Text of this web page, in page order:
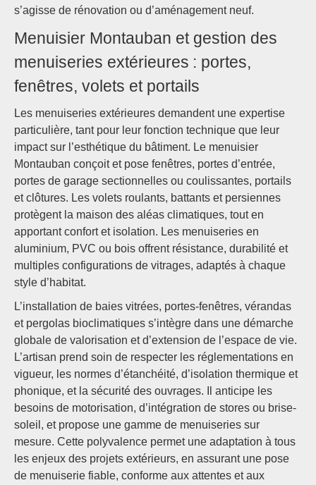
s’agisse de rénovation ou d’aménagement neuf.
Menuisier Montauban et gestion des
menuiseries extérieures : portes,
fenêtres, volets et portails
Les menuiseries extérieures demandent une expertise
particulière, tant pour leur fonction technique que leur
impact sur l’esthétique du bâtiment. Le menuisier
Montauban conçoit et pose fenêtres, portes d’entrée,
portes de garage sectionnelles ou coulissantes, portails
et clôtures. Les volets roulants, battants et persiennes
protègent la maison des aléas climatiques, tout en
apportant confort et isolation. Les menuiseries en
aluminium, PVC ou bois offrent résistance, durabilité et
multiples configurations de vitrages, adaptés à chaque
style d’habitat.
L’installation de baies vitrées, portes-fenêtres, vérandas
et pergolas bioclimatiques s’intègre dans une démarche
globale de valorisation et d’extension de l’espace de vie.
L’artisan prend soin de respecter les réglementations en
vigueur, les normes d’étanchéité, d’isolation thermique et
phonique, et la sécurité des ouvrages. Il anticipe les
besoins de motorisation, d’intégration de stores ou brise-
soleil, et propose une gamme de menuiseries sur
mesure. Cette polyvalence permet une adaptation à tous
les enjeux des projets extérieurs, en assurant une pose
de menuiserie fiable, conforme aux attentes et aux